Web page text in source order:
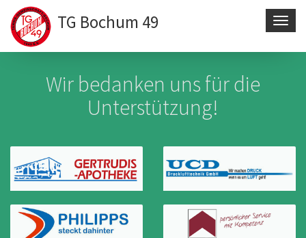
TG Bochum 49
Wir bedanken uns für die
Unterstützung!